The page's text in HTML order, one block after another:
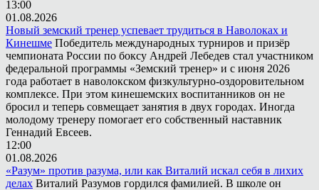
13:00
01.08.2026
Новый земский тренер успевает трудиться в Наволоках и
Кинешме Победитель международных турниров и призёр
чемпионата России по боксу Андрей Лебедев стал участником
федеральной программы «Земский тренер» и с июня 2026
года работает в наволокском физкультурно-оздоровительном
комплексе. При этом кинешемских воспитанников он не
бросил и теперь совмещает занятия в двух городах. Иногда
молодому тренеру помогает его собственный наставник
Геннадий Евсеев.
12:00
01.08.2026
«Разум» против разума, или как Виталий искал себя в лихих
делах Виталий Разумов гордился фамилией. В школе он